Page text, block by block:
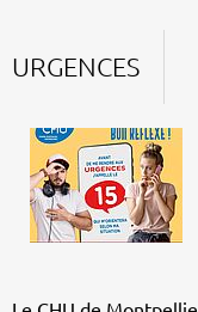
URGENCES